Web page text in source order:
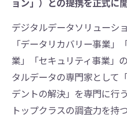
ョン」）との提携を正式に
デジタルデータソリューシ
「データリカバリー事業」
業」「セキュリティ事業」
タルデータの専門家として
デントの解決」を専門に行
トップクラスの調査力を持